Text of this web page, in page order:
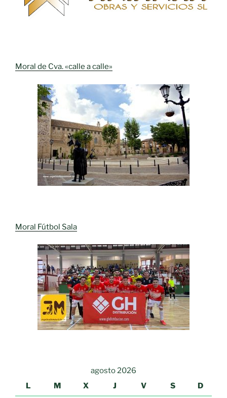
Moral de Cva. «calle a calle»
Moral Fútbol Sala
agosto 2026
L
M X J V S D